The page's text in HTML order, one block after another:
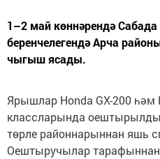
1–2 май көннәрендә Сабада
беренчелегендә Арча
чыгыш ясады.
Ярышлар Honda GX-200 һәм
классларында
төрле районнарыннан яшь
Оештыручылар